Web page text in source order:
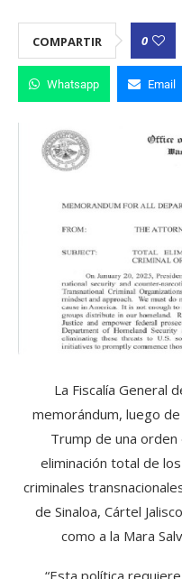
COMPARTIR 0
Whatsapp Email
La Fiscalía General
memorándum, luego
Trump de una
eliminación total de
criminales
de Sinaloa, Cártel
como a la Mara